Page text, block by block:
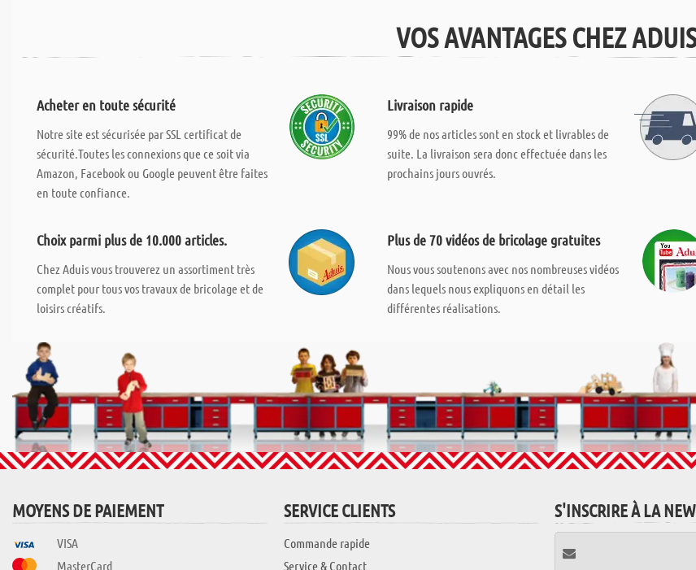
VOS AVANTAGES CHEZ ADUIS
Acheter en toute sécurité
Notre site est sécurisée par SSL certificat de
sécurité.Toutes les connexions que ce soit via
Amazon, Facebook ou Google peuvent être faites
en toute confiance.
Livraison rapide
99% de nos articles sont en stock et livrables de
suite. La livraison sera donc effectuée dans les
prochains jours ouvrés.
Choix parmi plus de 10.000 articles.
Chez Aduis vous trouverez un assortiment très
complet pour tous vos travaux de bricolage et de
loisirs créatifs.
Plus de 70 vidéos de bricolage gratuites
Nous vous soutenons avec nos nombreuses vidéos
dans lequels nous expliquons en détail les
différentes réalisations.
MOYENS DE PAIEMENT
VISA
MasterCard
SERVICE CLIENTS
Commande rapide
Service & Contact
S'INSCRIRE À LA